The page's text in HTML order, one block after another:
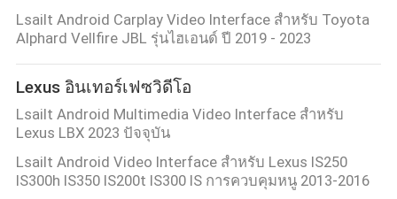
แผนผัง
เว็บไซต์
PRIVACY
POLICY
Lsailt Android Carplay Video Interface สำหรับ Toyota
Alphard Vellfire JBL รุ่นไฮเอนด์ ปี 2019 - 2023
Lexus อินเทอร์เฟซวิดีโอ
Lsailt Android Multimedia Video Interface สําหรับ
Lexus LBX 2023 ปัจจุบัน
Lsailt Android Video Interface สําหรับ Lexus IS250
IS300h IS350 IS200t IS300 IS การควบคุมหนู 2013-2016